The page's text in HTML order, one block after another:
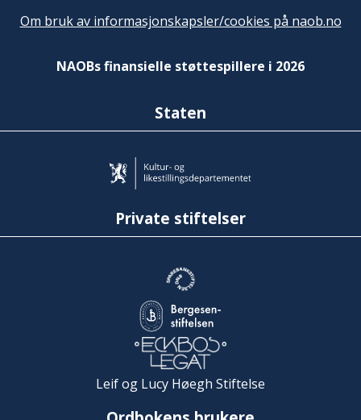
Om bruk av informasjonskapsler/cookies på naob.no
NAOBs finansielle støttespillere i 2026
Staten
Private stiftelser
Leif og Lucy Høegh Stiftelse